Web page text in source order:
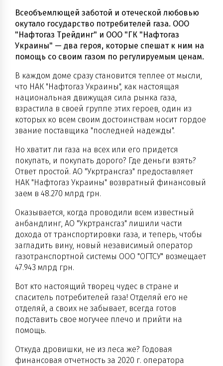
Всеобъемлющей заботой и отеческой любовью
окутало государство потребителей газа. ООО
"Нафтогаз Трейдинг" и ООО "ГК "Нафтогаз
Украины" — два героя, которые спешат к ним на
помощь со своим газом по регулируемым ценам.
В каждом доме сразу становится теплее от мысли,
что НАК "Нафтогаз Украины", как настоящая
национальная движущая сила рынка газа,
взрастила в своей группе этих героев, один из
которых ко всем своим достоинствам носит гордое
звание поставщика "последней надежды".
Но хватит ли газа на всех или его придется
покупать, и покупать дорого? Где деньги взять?
Ответ простой. АО "Укртрансгаз" предоставляет
НАК "Нафтогаз Украины" возвратный финансовый
заем в 48.270 млрд грн.
Оказывается, когда проводили всем известный
анбандлинг, АО "Укртрансгаз" лишили части
дохода от транспортировки газа, и теперь, чтобы
загладить вину, новый независимый оператор
газотранспортной системы ООО "ОГТСУ" возмещает
47.943 млрд грн.
Вот кто настоящий творец чудес в стране и
спаситель потребителей газа! Отделяй его не
отделяй, а своих не забывает, всегда готов
подставить свое могучее плечо и прийти на
помощь.
Откуда дровишки, не из леса же? Годовая
финансовая отчетность за 2020 г. оператора